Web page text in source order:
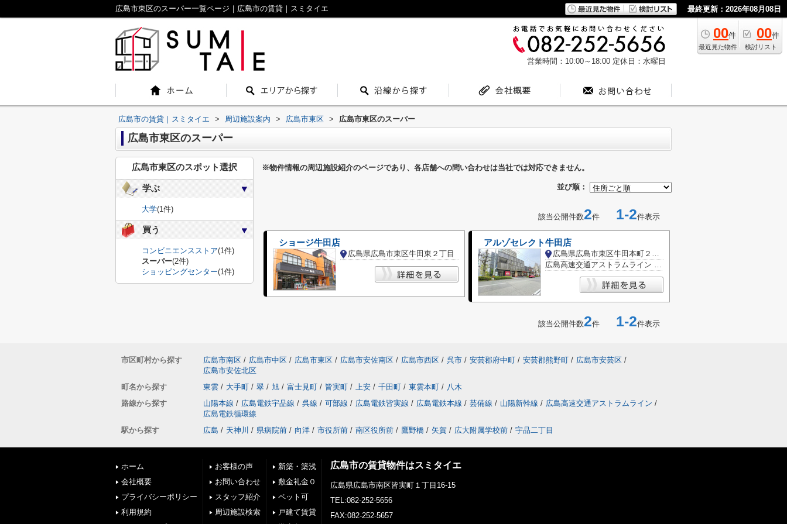
広島市東区のスーパー一覧ページ｜広島市の賃貸｜スミタイエ 最終更新：2026年08月08日
00件
最近見た物件
00件
検討リスト
営業時間：10:00～18:00 定休日：水曜日
広島市の賃貸｜スミタイエ > 周辺施設案内 > 広島市東区 > 広島市東区のスーパー
広島市東区のスーパー
※物件情報の周辺施設紹介のページであり、各店舗への問い合わせは当社では対応できません。
並び順：
該当公開件数2件 1-2件表示
ショージ牛田店
広島県広島市東区牛田東２丁目
アルゾセレクト牛田店
広島県広島市東区牛田本町２丁目
広島高速交通アストラムライン 白島駅
該当公開件数2件 1-2件表示
広島市東区のスポット選択
学ぶ
大学(1件)
買う
コンビニエンスストア(1件)
スーパー(2件)
ショッピングセンター(1件)
市区町村から探す 広島市南区 / 広島市中区 / 広島市東区 / 広島市安佐南区 / 広島市西区 / 呉市 / 安芸郡府中町 / 安芸郡熊野町 / 広島市安芸区 /
広島市安佐北区
町名から探す
東雲 / 大手町 / 翠 / 旭 / 富士見町 / 皆実町 / 上安 / 千田町 / 東雲本町 / 八木
路線から探す
山陽本線 / 広島電鉄宇品線 / 呉線 / 可部線 / 広島電鉄皆実線 / 広島電鉄本線 / 芸備線 / 山陽新幹線 / 広島高速交通アストラムライン /
広島電鉄循環線
駅から探す
広島 / 天神川 / 県病院前 / 向洋 / 市役所前 / 南区役所前 / 鷹野橋 / 矢賀 / 広大附属学校前 / 宇品二丁目
ホーム
会社概要
プライバシーポリシー
利用規約
お客様の声
お問い合わせ
スタッフ紹介
周辺施設検索
新築・築浅
敷金礼金０
ペット可
戸建て賃貸
広島市の賃貸物件はスミタイエ
広島県広島市南区皆実町１丁目16-15
TEL:082-252-5656
FAX:082-252-5657